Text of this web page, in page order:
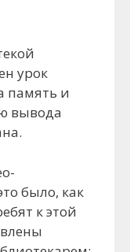
урок
память и
вывода
было, как
к этой